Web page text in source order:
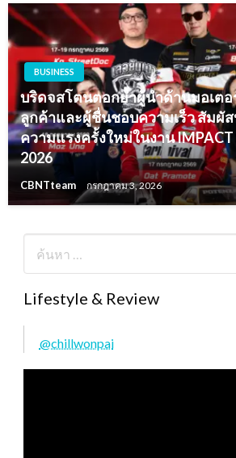
BUSINESS
บริดจสโตนตอกย้ำผู้นำด้านมอเต
ลูกค้าและผู้ชื่นชอบความเร็ว สัมผั
ความแรงครั้งใหม่ในงาน IMPACT
2026
CBNTteam กรกฎาคม 3, 2026
Lifestyle & Review
@chillwonpai